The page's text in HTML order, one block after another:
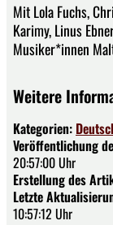
Mit Lola Fuchs,
Karimy, Linus
Musiker*innen
Weitere
Kategorien:
Veröffentlichung
20:57:00 Uhr
Erstellung des
Letzte
10:57:12 Uhr